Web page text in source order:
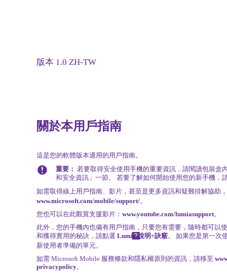
版本 1.0 ZH-TW
關於本用戶指南
這是您的軟體版本適用的用戶指南。
重要： 若要取得安全使用手機的重要資訊，請閱讀包裝盒
和安全資訊」一節。 若要了解如何開始使用您的新手機，
如需取得線上用戶指南、影片，甚至是更多資訊和疑難排解協助
www.microsoft.com/mobile/support/。
您也可以在此觀賞支援影片： www.youtube.com/lumiasupport。
此外，您的手機內也備有用戶指南，只要您有需要，隨時都可以
和獲得實用的秘訣，請點選 Lumia 說明+訣竅。 如果您是第一次
新使用者準備的單元。
如需 Microsoft Mobile 服務條款和隱私權原則的資訊，請移至
privacypolicy。